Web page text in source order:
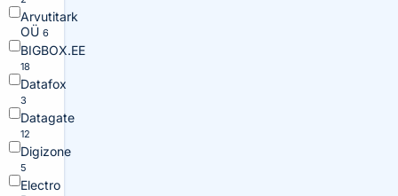
Arvutitark
OÜ 6
BIGBOX.EE
18
Datafox
3
Datagate
12
Digizone
5
Electro